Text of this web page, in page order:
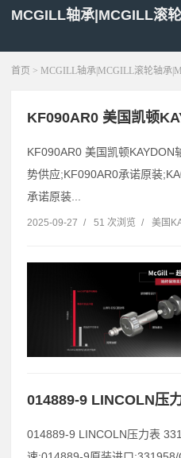
MCGILL轴承|MCGILL滚
首页 > MCGILL轴承|MCGILL滚轮轴承
KF090AR0 美国凯顿
KF090AR0 美国凯顿
势供应;KF090AR0承诺原装
承诺原装...
2025-09-27 / 51 次浏览 / 美国
014889-9 LINCOLN压
014889-9 LINCOLN压力表